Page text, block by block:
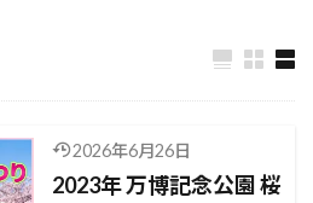
2026年6月26日
2023年 万博記念公園 桜